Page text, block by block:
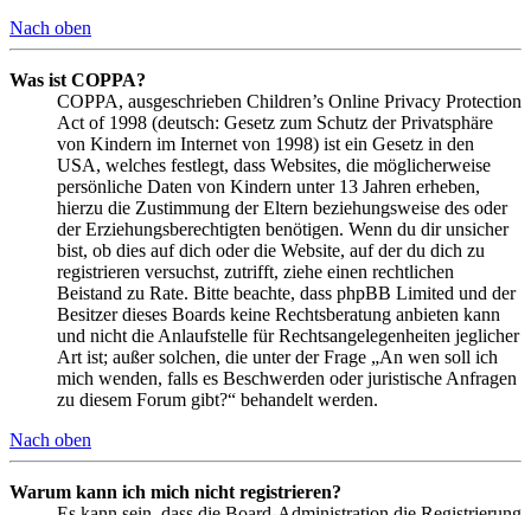
Nach oben
Was ist COPPA?
COPPA, ausgeschrieben Children’s Online Privacy Protection
Act of 1998 (deutsch: Gesetz zum Schutz der Privatsphäre
von Kindern im Internet von 1998) ist ein Gesetz in den
USA, welches festlegt, dass Websites, die möglicherweise
persönliche Daten von Kindern unter 13 Jahren erheben,
hierzu die Zustimmung der Eltern beziehungsweise des oder
der Erziehungsberechtigten benötigen. Wenn du dir unsicher
bist, ob dies auf dich oder die Website, auf der du dich zu
registrieren versuchst, zutrifft, ziehe einen rechtlichen
Beistand zu Rate. Bitte beachte, dass phpBB Limited und der
Besitzer dieses Boards keine Rechtsberatung anbieten kann
und nicht die Anlaufstelle für Rechtsangelegenheiten jeglicher
Art ist; außer solchen, die unter der Frage „An wen soll ich
mich wenden, falls es Beschwerden oder juristische Anfragen
zu diesem Forum gibt?“ behandelt werden.
Nach oben
Warum kann ich mich nicht registrieren?